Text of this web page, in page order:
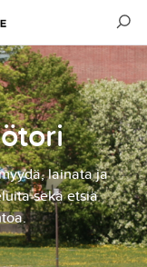
lainata ja
sekä etsiä